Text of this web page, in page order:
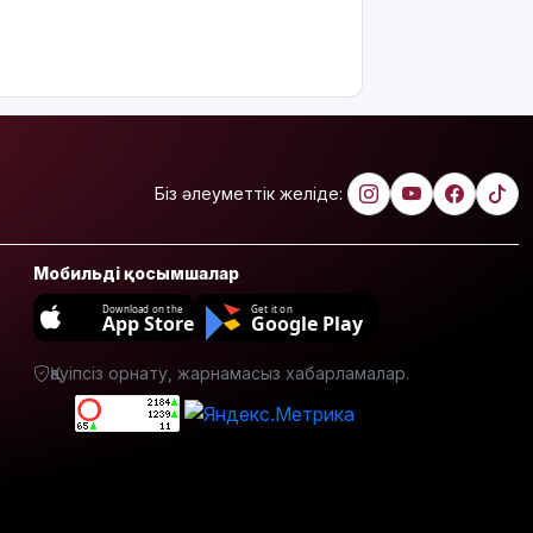
ұлына
Қарағандада
Z белгісі
киген
жолаушы
Біз әлеуметтік желіде:
Мобильді қосымшалар
Download on the
App Store
Get it on
Google Play
Қауіпсіз орнату, жарнамасыз хабарламалар.